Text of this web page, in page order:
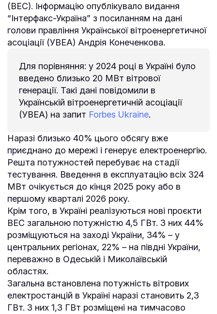
(ВЕС). Інформацію опублікувало видання
“Інтерфакс-Україна” з посиланням на дані
голови правління Української вітроенергетичної
асоціації (УВЕА) Андрія Конеченкова.
Для порівняння: у 2024 році в Україні було
введено близько 20 МВт вітрової
генерації. Такі дані повідомили в
Українській вітроенергетичній асоціації
(УВЕА) на запит Forbes Ukraine.
Наразі близько 40% цього обсягу вже
приєднано до мережі і генерує електроенергію.
Решта потужностей перебуває на стадії
тестування. Введення в експлуатацію всіх 324
МВт очікується до кінця 2025 року або в
першому кварталі 2026 року.
Крім того, в Україні реалізуються нові проєкти
ВЕС загальною потужністю 4,5 ГВт. З них 44%
розміщуються на заході України, 34% – у
центральних регіонах, 22% – на півдні України,
переважно в Одеській і Миколаївській
областях.
Загальна встановлена потужність вітрових
електростанцій в Україні наразі становить 2,3
ГВт. З них 1,3 ГВт розміщені на тимчасово